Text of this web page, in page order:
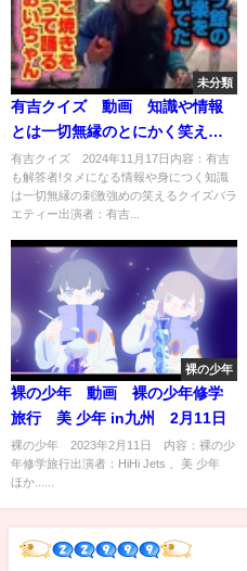
未分類
有吉クイズ 動画 知識や情報
とは一切無縁のとにかく笑える
クイズバラエティ 11月17日
有吉クイズ 2024年11月17日内容：有吉
も解答者!タメになる情報や身につく知識
は一切無縁の刺激強めの笑えるクイズバラ
エティー出演者：有吉...
裸の少年
裸の少年 動画 裸の少年修学
旅行 美 少年 in九州 2月11日
裸の少年 2023年2月11日 内容：裸の少
年修学旅行出演者：HiHi Jets 、美 少年
ほか......